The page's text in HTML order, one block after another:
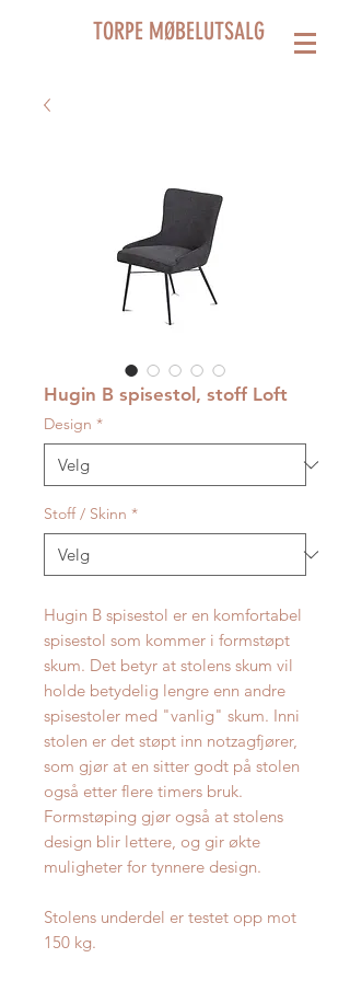
TORPE MØBELUTSALG
Hugin B spisestol, stoff Loft
Design *
Stoff / Skinn *
Hugin B spisestol er en komfortabel
spisestol som kommer i formstøpt
skum. Det betyr at stolens skum vil
holde betydelig lengre enn andre
spisestoler med "vanlig" skum. Inni
stolen er det støpt inn notzagfjører,
som gjør at en sitter godt på stolen
også etter flere timers bruk.
Formstøping gjør også at stolens
design blir lettere, og gir økte
muligheter for tynnere design.
Stolens underdel er testet opp mot
150 kg.